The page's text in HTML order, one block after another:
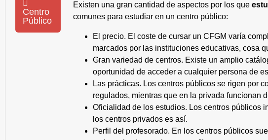
Centro
Público
Existen una gran cantidad de aspectos por los que
comunes para estudiar en un centro público:
El precio. El coste de cursar un CFGM varía
marcados por las instituciones educativas, cosa
Gran variedad de centros. Existe un amplio
oportunidad de acceder a cualquier persona de
Las prácticas. Los centros públicos se rigen por
regulados, mientras que en la privada funcionan
Oficialidad de los estudios. Los centros públicos
los centros privados es así.
Perfil del profesorado. En los centros públicos